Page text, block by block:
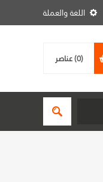
اللغة والعملة
(0) عناصر